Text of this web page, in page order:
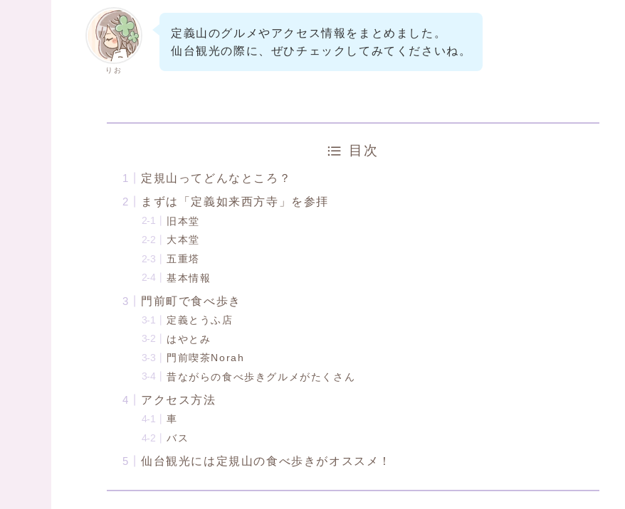
りお
定義山のグルメやアクセス情報をまとめました。
仙台観光の際に、ぜひチェックしてみてくださいね。
目次
定規山ってどんなところ？
まずは「定義如来西方寺」を参拝
旧本堂
大本堂
五重塔
基本情報
門前町で食べ歩き
定義とうふ店
はやとみ
門前喫茶Norah
昔ながらの食べ歩きグルメがたくさん
アクセス方法
車
バス
仙台観光には定規山の食べ歩きがオススメ！